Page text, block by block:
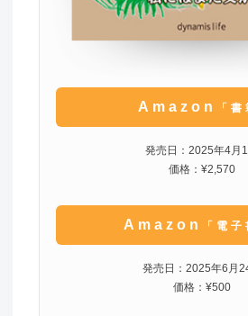
Amazon 「書
発売日：2025年4月
価格：¥2,570
Amazon 「電子
発売日：2025年6月
価格：¥500